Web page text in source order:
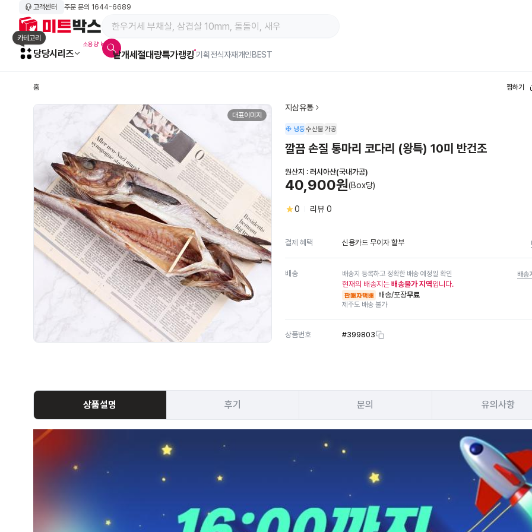
고객센터 주문 문의 1644-6689
메인 페이지 바로가기
카테고리
당당시리즈
소용량 kg육
낱개세절대량특가랭킹알람아이콘
기획전식자재개인BEST
홈 찜하기
대표이미지
지삼유통
냉동수산물 가공
깔끔 손질 통마리 코다리 (왕특) 10미 반건조
원산지 : 러시아산(국내가공)
40,900원(Box당)
0 리뷰 0
결제 혜택 신용카드 무이자 할부
배송 배송지 등록하고 정확한 배송 예정일 확인 배송
현재의 배송지는 배송불가 지역입니다.
판매자택배 배송/포장무료
제주도 배송 불가
상품번호 #399803
상품설명 후기 문의 유의사항